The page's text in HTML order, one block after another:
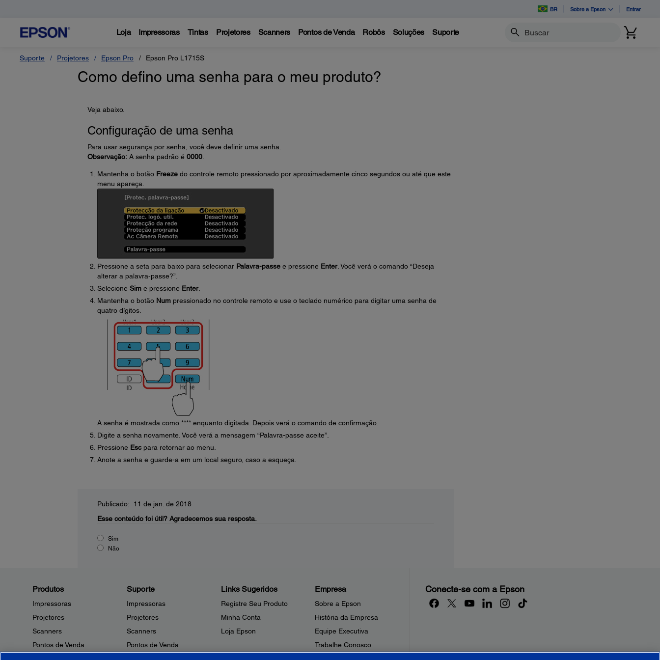
BR Sobre a Epson Entrar
Loja Impressoras Tintas Projetores Scanners Pontos de Venda Robôs Soluções Suporte Buscar
Suporte Projetores Epson Pro Epson Pro L1715S
Como defino uma senha para o meu produto?
Veja abaixo.
Configuração de uma senha
Para usar segurança por senha, você deve definir uma senha.
Observação:A senha padrão é 0000.
Mantenha o botão Freezedo controle remoto pressionado por aproximadamente cinco segundos ou até que este
menu apareça.
Pressione a seta para baixo para selecionar Palavra-passee pressione Enter. Você verá o comando “Deseja
alterar a palavra-passe?”.
Selecione Sime pressione Enter.
Mantenha o botão Numpressionado no controle remoto e use o teclado numérico para digitar uma senha de
quatro dígitos.
A senha é mostrada como **** enquanto digitada. Depois verá o comando de confirmação.
Digite a senha novamente. Você verá a mensagem “Palavra-passe aceite”.
Pressione Escpara retornar ao menu.
Anote a senha e guarde-a em um local seguro, caso a esqueça.
Publicado: 11 de jan. de 2018
Esse conteúdo foi útil? Agradecemos sua resposta.
Sim
Não
Produtos
Impressoras
Projetores
Scanners
Pontos de Venda
Suporte
Impressoras
Projetores
Scanners
Pontos de Venda
Links Sugeridos
Registre Seu Produto
Minha Conta
Loja Epson
Empresa
Sobre a Epson
História da Empresa
Equipe Executiva
Trabalhe Conosco
Conecte-se com a Epson